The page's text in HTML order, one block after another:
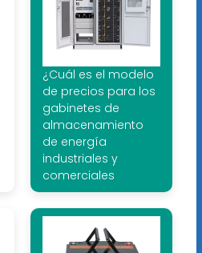
¿Cuál es el modelo
de precios para los
gabinetes de
almacenamiento
de energía
industriales y
comerciales